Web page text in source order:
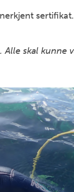
sertifikat.
Alle skal kunne